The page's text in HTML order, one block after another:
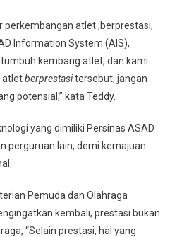
atlet ,berprestasi,
Information System (AIS),
kembang atlet, dan kami
atletberprestasitersebut, jangan
potensial,” kata Teddy.
yang dimiliki Persinas ASAD
perguruan lain, demi kemajuan
Pemuda dan Olahraga
kembali, prestasi bukan
“Selain prestasi, hal yang